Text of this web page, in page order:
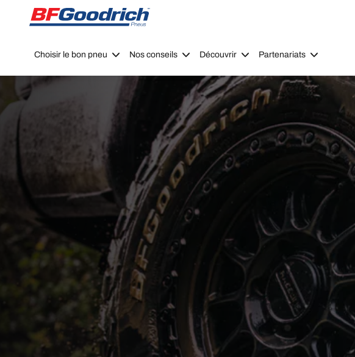
Go to page content
Go to page navigation
Choisir le bon pneu Nos conseils Découvrir Partenariats